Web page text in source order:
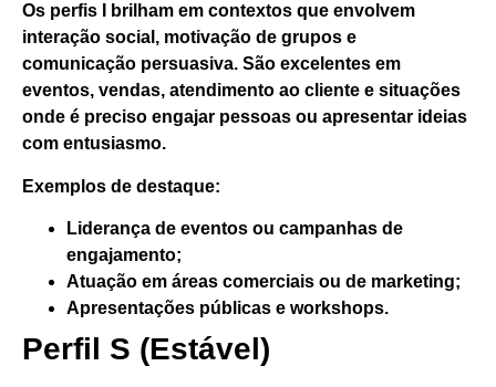
Os perfis I brilham em contextos que envolvem
interação social, motivação de grupos e
comunicação persuasiva. São excelentes em
eventos, vendas, atendimento ao cliente e situações
onde é preciso engajar pessoas ou apresentar ideias
com entusiasmo.
Exemplos de destaque:
Liderança de eventos ou campanhas de
engajamento;
Atuação em áreas comerciais ou de marketing;
Apresentações públicas e workshops.
Perfil S (Estável)